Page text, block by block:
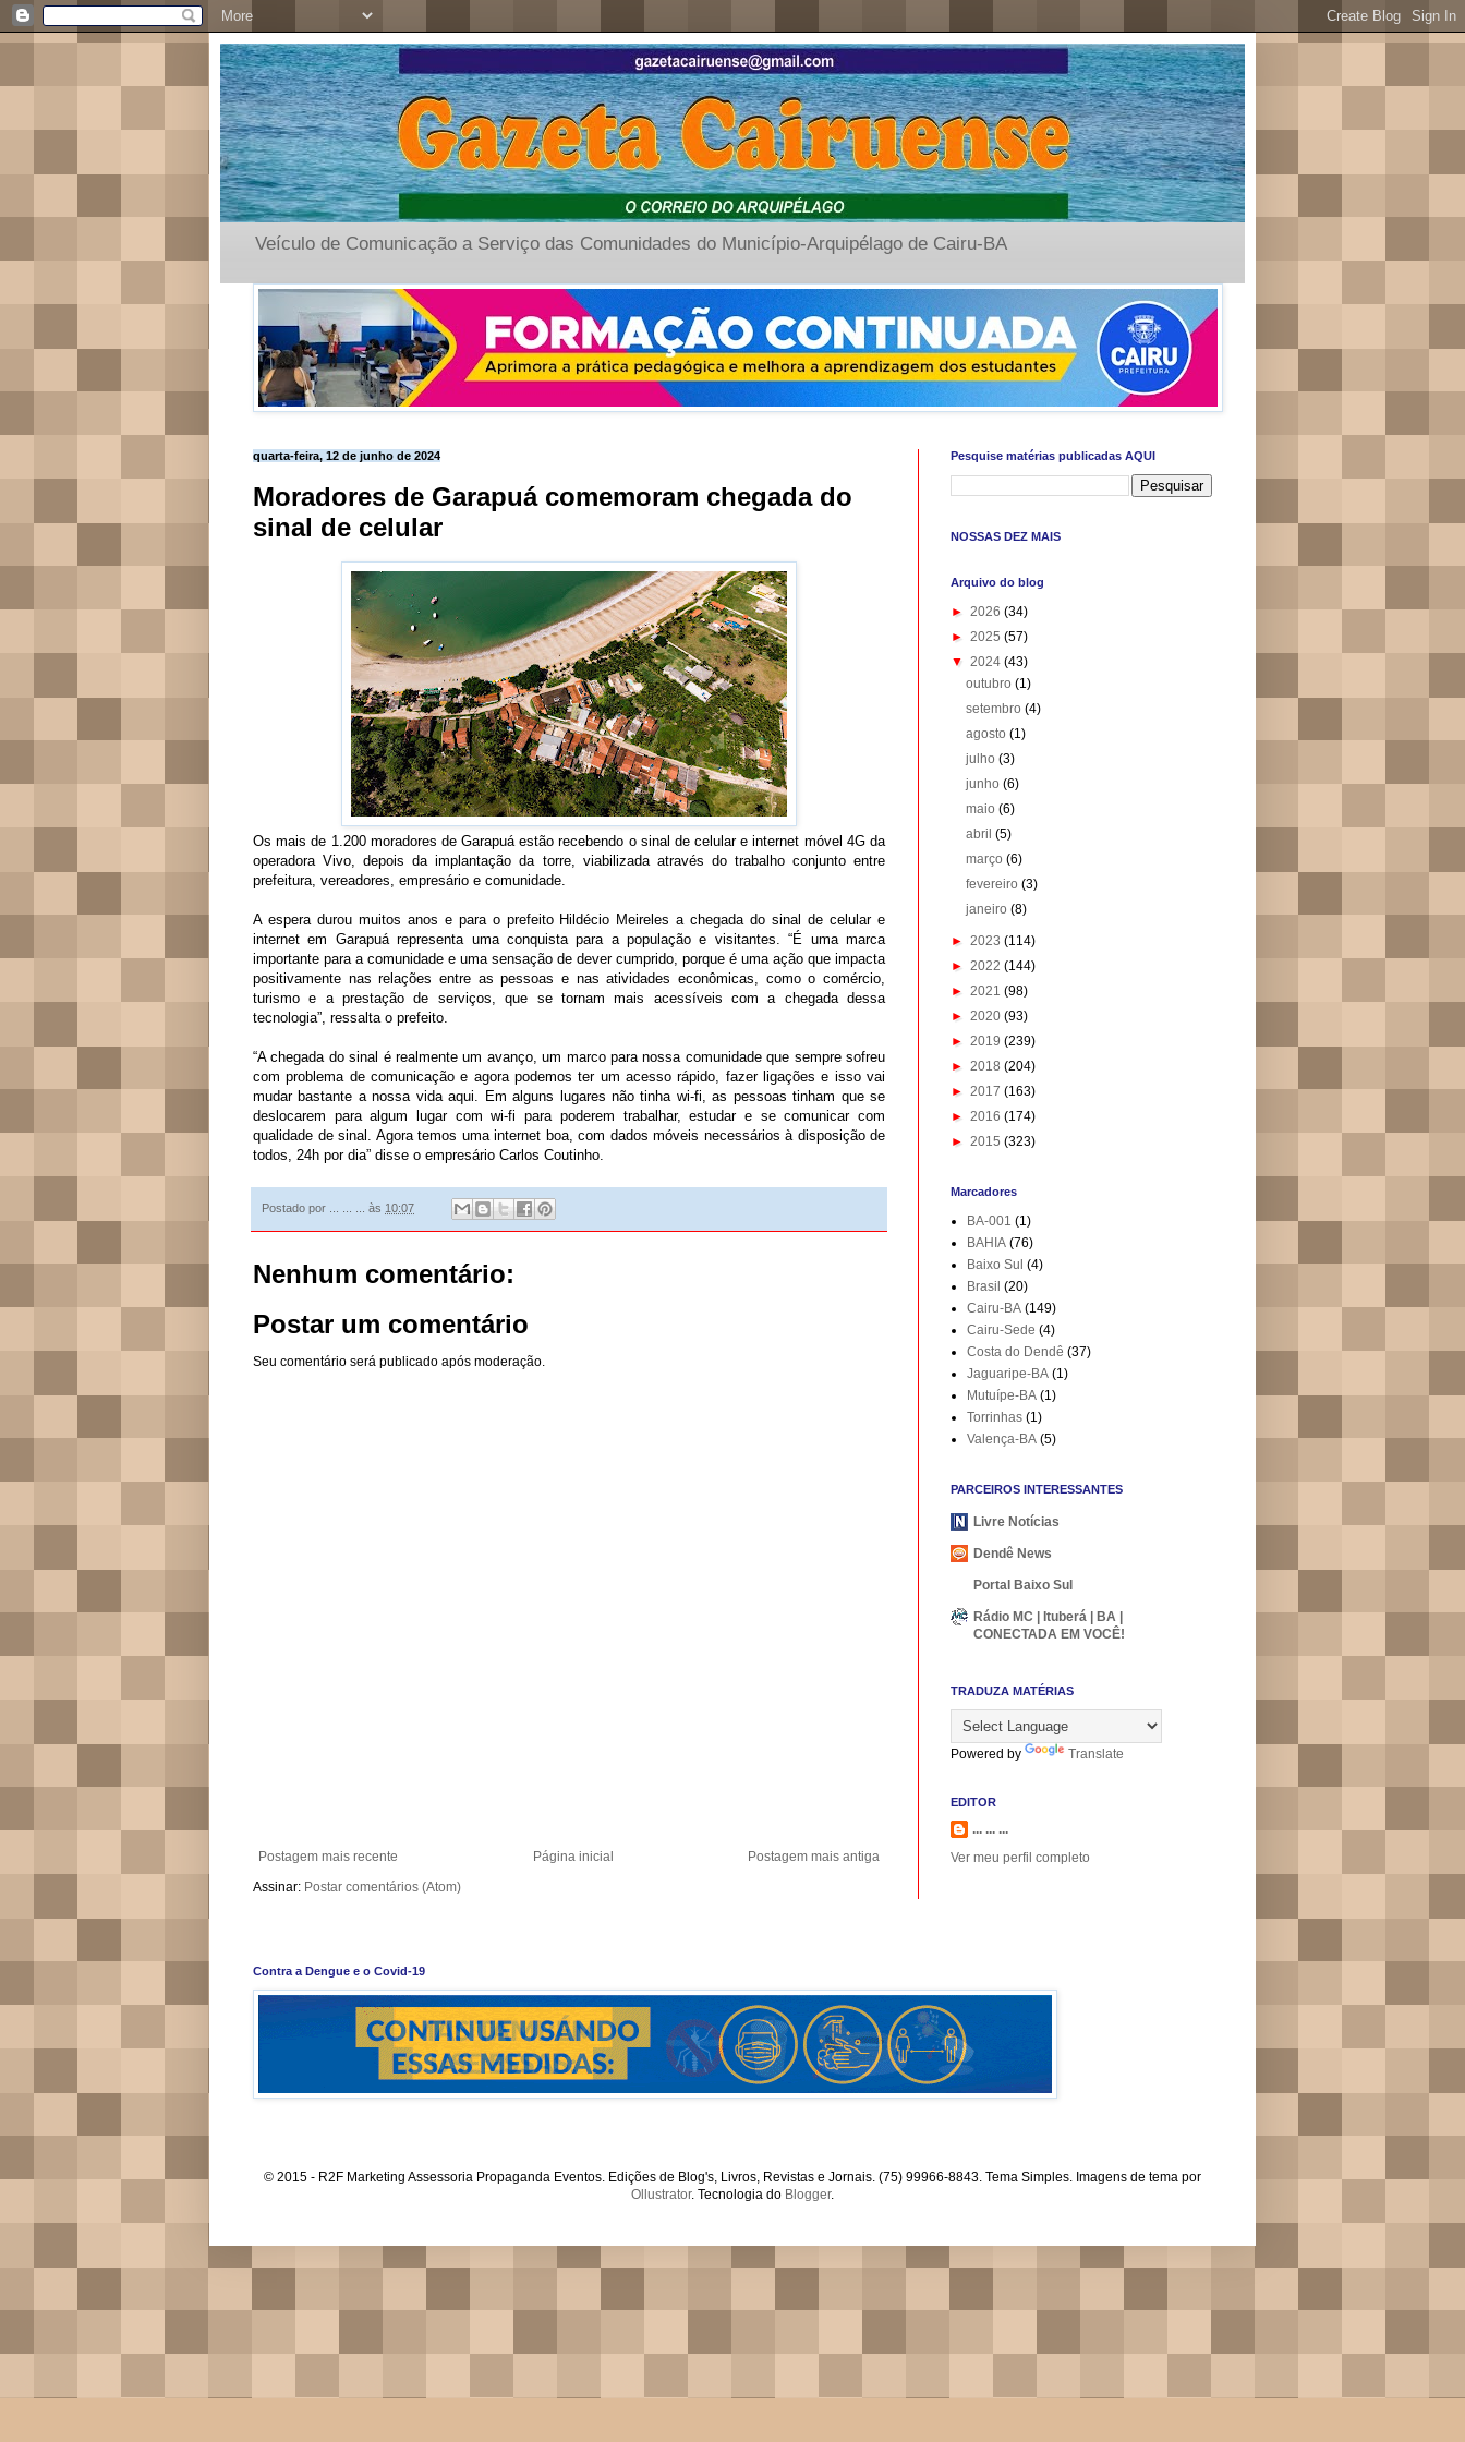
Veículo de Comunicação a Serviço das Comunidades do Município-Arquipélago de Cairu-BA
quarta-feira, 12 de junho de 2024
Moradores de Garapuá comemoram chegada do
sinal de celular
Os mais de 1.200 moradores de Garapuá estão recebendo o sinal de celular e internet móvel 4G da
operadora Vivo, depois da implantação da torre, viabilizada através do trabalho conjunto entre
prefeitura, vereadores, empresário e comunidade.
A espera durou muitos anos e para o prefeito Hildécio Meireles a chegada do sinal de celular e
internet em Garapuá representa uma conquista para a população e visitantes. “É uma marca
importante para a comunidade e uma sensação de dever cumprido, porque é uma ação que impacta
positivamente nas relações entre as pessoas e nas atividades econômicas, como o comércio,
turismo e a prestação de serviços, que se tornam mais acessíveis com a chegada dessa
tecnologia”, ressalta o prefeito.
“A chegada do sinal é realmente um avanço, um marco para nossa comunidade que sempre sofreu
com problema de comunicação e agora podemos ter um acesso rápido, fazer ligações e isso vai
mudar bastante a nossa vida aqui. Em alguns lugares não tinha wi-fi, as pessoas tinham que se
deslocarem para algum lugar com wi-fi para poderem trabalhar, estudar e se comunicar com
qualidade de sinal. Agora temos uma internet boa, com dados móveis necessários à disposição de
todos, 24h por dia” disse o empresário Carlos Coutinho.
Postado por às 10:07
Nenhum comentário:
Postar um comentário
Seu comentário será publicado após moderação.
Postagem mais recente Postagem mais antiga
Página inicial
Assinar: Postar comentários (Atom)
Pesquise matérias publicadas AQUI
NOSSAS DEZ MAIS
Arquivo do blog
► 2026 (34)
► 2025 (57)
▼ 2024 (43)
outubro(1)
setembro(4)
agosto(1)
julho(3)
junho(6)
maio(6)
abril(5)
março(6)
fevereiro(3)
janeiro(8)
► 2023 (114)
► 2022 (144)
► 2021 (98)
► 2020 (93)
► 2019 (239)
► 2018 (204)
► 2017 (163)
► 2016 (174)
► 2015 (323)
Marcadores
BA-001 (1)
BAHIA (76)
Baixo Sul (4)
Brasil (20)
Cairu-BA (149)
Cairu-Sede (4)
Costa do Dendê (37)
Jaguaripe-BA (1)
Mutuípe-BA (1)
Torrinhas (1)
Valença-BA (5)
PARCEIROS INTERESSANTES
Livre Notícias
Dendê News
Portal Baixo Sul
Rádio MC | Ituberá | BA |
CONECTADA EM VOCÊ!
TRADUZA MATÉRIAS
Powered by Translate
EDITOR
... ... ...
Ver meu perfil completo
Contra a Dengue e o Covid-19
© 2015 - R2F Marketing Assessoria Propaganda Eventos. Edições de Blog's, Livros, Revistas e Jornais. (75) 99966-8843. Tema Simples. Imagens de tema por
Ollustrator. Tecnologia do Blogger.